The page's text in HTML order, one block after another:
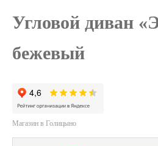
Угловой диван
бежевый
Магазин в Голицыно